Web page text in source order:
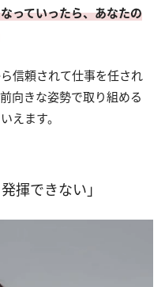
っていったら、あなたの
信頼されて仕事を任され
向きな姿勢で取り組める
えます。
揮できない」